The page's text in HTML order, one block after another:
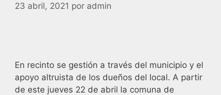
23 abril, 2021 por admin
En recinto se gestión a través del municipio y el
apoyo altruista de los dueños del local. A partir
de este jueves 22 de abril la comuna de